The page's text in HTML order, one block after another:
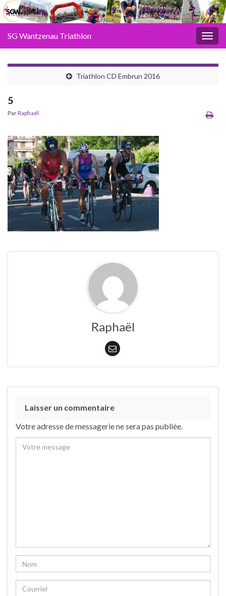
SG Wantzenau Triathlon
Triathlon CD Embrun 2016
5
ParRaphaël
Raphaël
Laisser un commentaire
Votre adresse de messagerie ne sera pas publiée.